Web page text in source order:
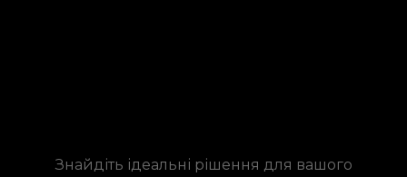
Знайдіть ідеальні рішення для вашого